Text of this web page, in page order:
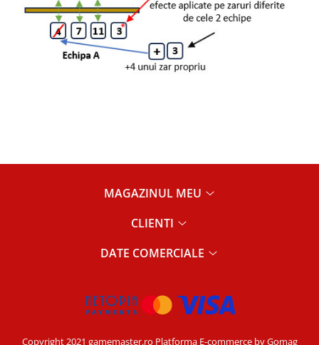
MAGAZINUL MEU
CLIENTI
DATE COMERCIALE
Copyright 2021 gamemaster.ro Platforma E-commerce by Gomag